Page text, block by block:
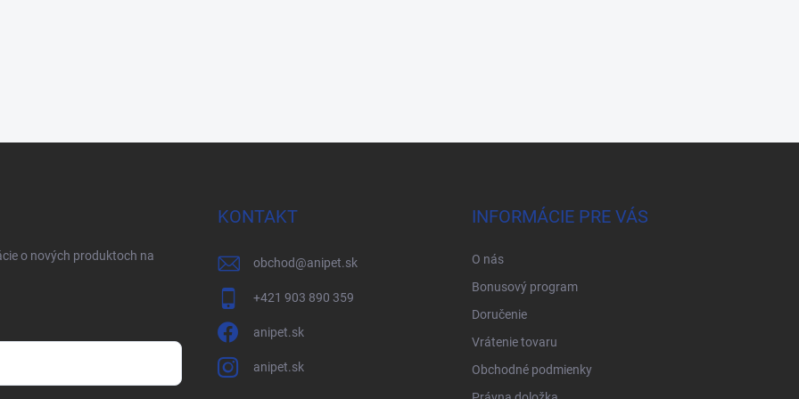
o nových produktoch na
KONTAKT
obchod@anipet.sk
+421 903 890 359
anipet.sk
anipet.sk
INFORMÁCIE PRE VÁS
O nás
Bonusový program
Doručenie
Vrátenie tovaru
Obchodné podmienky